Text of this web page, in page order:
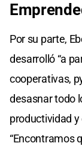
Por su parte,
desarrolló “a
cooperativas,
desasnar todo
productividad y
“Encontramos